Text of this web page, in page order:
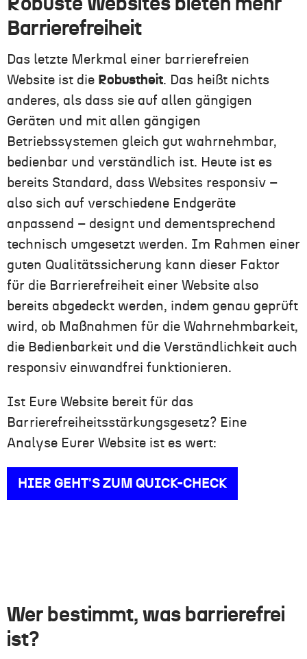
Robuste Websites bieten mehr
Barrierefreiheit
Das letzte Merkmal einer barrierefreien
Website ist die Robustheit. Das heißt nichts
anderes, als dass sie auf allen gängigen
Geräten und mit allen gängigen
Betriebssystemen gleich gut wahrnehmbar,
bedienbar und verständlich ist. Heute ist es
bereits Standard, dass Websites responsiv –
also sich auf verschiedene Endgeräte
anpassend – designt und dementsprechend
technisch umgesetzt werden. Im Rahmen einer
guten Qualitätssicherung kann dieser Faktor
für die Barrierefreiheit einer Website also
bereits abgedeckt werden, indem genau geprüft
wird, ob Maßnahmen für die Wahrnehmbarkeit,
die Bedienbarkeit und die Verständlichkeit auch
responsiv einwandfrei funktionieren.
Ist Eure Website bereit für das
Barrierefreiheitsstärkungsgesetz? Eine
Analyse Eurer Website ist es wert:
HIER GEHT'S ZUM QUICK-CHECK
Wer bestimmt, was barrierefrei
ist?